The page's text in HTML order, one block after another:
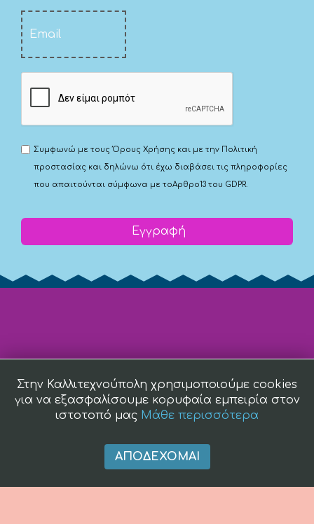
Συμφωνώ με τουςΌρους Χρήσης και με την Πολιτική
προστασίας και δηλώνω ότι έχω διαβάσει τις πληροφορίες
που απαιτούνται σύμφωνα με τοΑρθρο13 του GDPR.
Εγγραφή
Στην Καλλιτεχνούπολη χρησιμοποιούμε cookies
για να εξασφαλίσουμε κορυφαία εμπειρία στον
ιστοτοπό μας Μάθε περισσότερα
ΑΠΟΔΈΧΟΜΑΙ